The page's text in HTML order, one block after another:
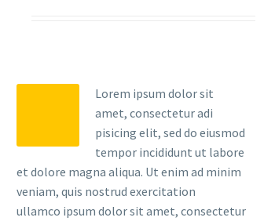
Lorem ipsum dolor sit
amet, consectetur adi
pisicing elit, sed do eiusmod
tempor incididunt ut labore
et dolore magna aliqua. Ut enim ad minim
veniam, quis nostrud exercitation
ullamco ipsum dolor sit amet, consectetur